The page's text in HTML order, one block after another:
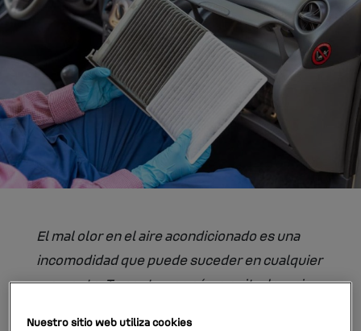
El mal olor en el aire acondicionado es una
incomodidad que puede suceder en cualquier
momento. Te contamos cómo evitarlo y, si ya
Nuestro sitio web utiliza cookies